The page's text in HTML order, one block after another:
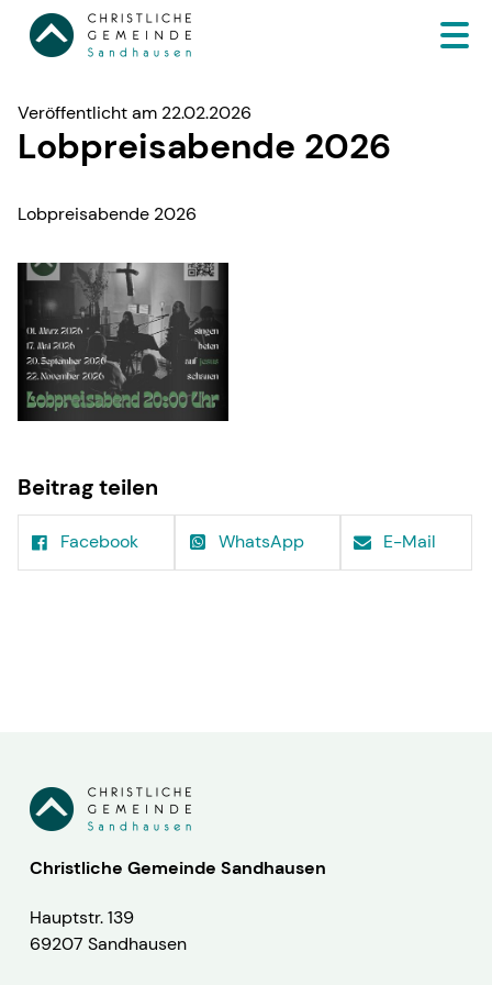
Veröffentlicht am 22.02.2026
Lobpreisabende 2026
Lobpreisabende 2026
Beitrag teilen
Facebook WhatsApp E-Mail
Christliche Gemeinde Sandhausen
Hauptstr. 139
69207 Sandhausen